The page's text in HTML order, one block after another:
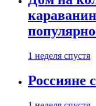
1 неделя спустя
Россияне